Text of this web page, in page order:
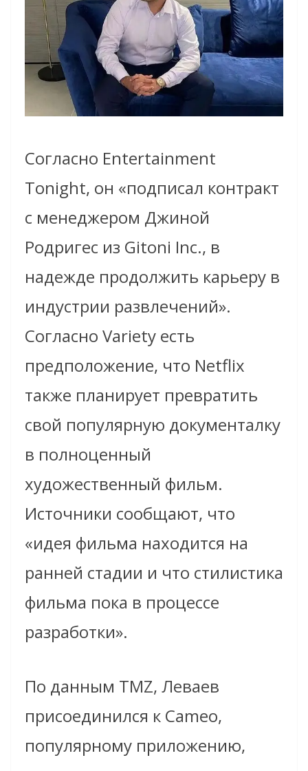
Согласно Entertainment
Tonight, он «подписал контракт
с менеджером Джиной
Родригес из Gitoni Inc., в
надежде продолжить карьеру в
индустрии развлечений».
Согласно Variety есть
предположение, что Netflix
также планирует превратить
свой популярную документалку
в полноценный
художественный фильм.
Источники сообщают, что
«идея фильма находится на
ранней стадии и что стилистика
фильма пока в процессе
разработки».
По данным TMZ, Леваев
присоединился к Cameo,
популярному приложению,